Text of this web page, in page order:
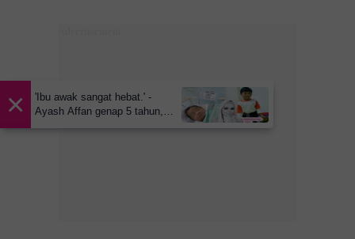
×
'Ibu awak sangat hebat.' -
Ayash Affan genap 5 tahun,
warganet imbau kenangan